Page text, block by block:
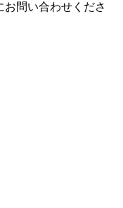
問い合わせくださ